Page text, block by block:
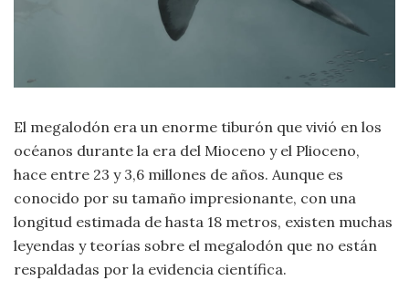
Salud
Sociología
Tecnología
El megalodón era un enorme tiburón que vivió en los
océanos durante la era del Mioceno y el Plioceno,
hace entre 23 y 3,6 millones de años. Aunque es
conocido por su tamaño impresionante, con una
longitud estimada de hasta 18 metros, existen muchas
leyendas y teorías sobre el megalodón que no están
respaldadas por la evidencia científica.